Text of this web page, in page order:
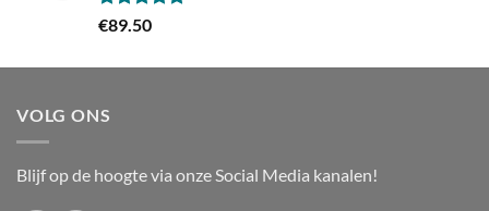
Gewaardeerd
€89.50
VOLG ONS
Blijf op de hoogte via onze Social Media kanalen!